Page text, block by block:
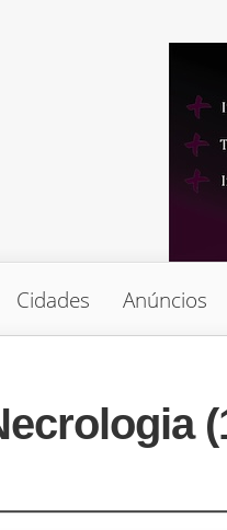
Cidades Anúncios